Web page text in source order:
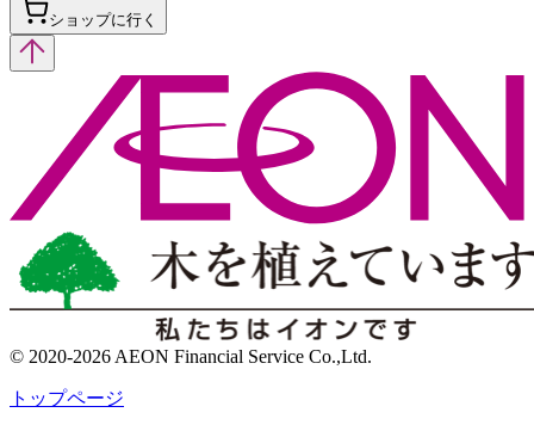
ショップに行く
© 2020-2026 AEON Financial Service Co.,Ltd.
トップページ